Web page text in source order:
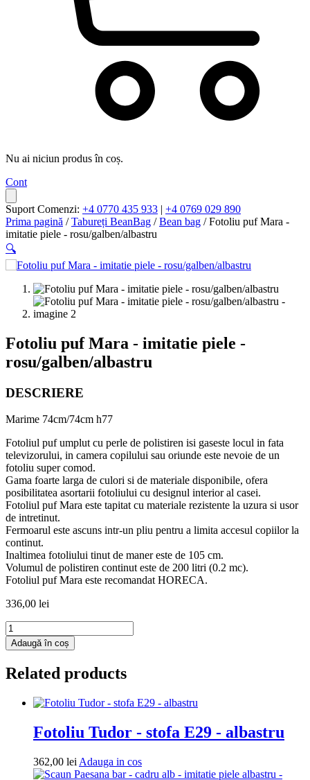
Nu ai niciun produs în coș.
Cont
Suport Comenzi: +4 0770 435 933 | +4 0769 029 890
Prima pagină /Tabureți BeanBag /Bean bag / Fotoliu puf Mara -
imitatie piele - rosu/galben/albastru
🔍
Fotoliu puf Mara - imitatie piele -
rosu/galben/albastru
DESCRIERE
Marime 74cm/74cm h77
Fotoliul puf umplut cu perle de polistiren isi gaseste locul in fata
televizorului, in camera copilului sau oriunde este nevoie de un
fotoliu super comod.
Gama foarte larga de culori si de materiale disponibile, ofera
posibilitatea asortarii fotoliului cu designul interior al casei.
Fotoliul puf Mara este tapitat cu materiale rezistente la uzura si usor
de intretinut.
Fermoarul este ascuns intr-un pliu pentru a limita accesul copiilor la
continut.
Inaltimea fotoliului tinut de maner este de 105 cm.
Volumul de polistiren continut este de 200 litri (0.2 mc).
Fotoliul puf Mara este recomandat HORECA.
336,00 lei
Cantitate
Fotoliu
puf
-
piele
rosu/galben/albastru
Adaugă în coș
Related products
Fotoliu Tudor - stofa E29 - albastru
362,00 lei Adauga in cosAdauga
in